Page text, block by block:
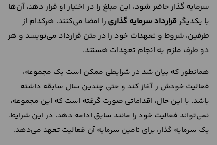
سرمایه‌ گذار حاضر شود، این مبلغ را در اختیار او قرار دهد، آن‌ها
با یکدیگر قرارداد سرمایه گذاری را امضا می‌کنند. هرکدام از
طرفین، شروط و تعهدات خود را در متن قرارداد می‌نویسد و هر
دو طرف ملزم به انجام تعهدات هستند.
همانطور ‌که بیان شد در شرایطی ممکن است یک مجموعه،
فعالیت خودش را آغاز کند و حتی چندین سال سابقه داشته
باشد. با این‌ حال، اقداماتی صورت‌ گرفته است که این مجموعه،
نمی‌تواند فعالیت خود را مانند سابق ادامه دهد. در این شرایط،
یک سرمایه‌ گذار، برای تامین سرمایه آن فعالیت تعهد می‌دهد.